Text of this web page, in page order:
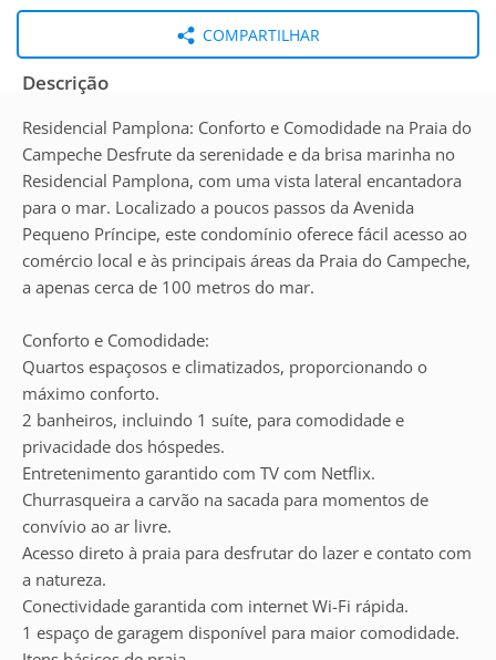
COMPARTILHAR
Descrição
Residencial Pamplona: Conforto e Comodidade na Praia do
Campeche Desfrute da serenidade e da brisa marinha no
Residencial Pamplona, com uma vista lateral encantadora
para o mar. Localizado a poucos passos da Avenida
Pequeno Príncipe, este condomínio oferece fácil acesso ao
comércio local e às principais áreas da Praia do Campeche,
a apenas cerca de 100 metros do mar.
Conforto e Comodidade:
Quartos espaçosos e climatizados, proporcionando o
máximo conforto.
2 banheiros, incluindo 1 suíte, para comodidade e
privacidade dos hóspedes.
Entretenimento garantido com TV com Netflix.
Churrasqueira a carvão na sacada para momentos de
convívio ao ar livre.
Acesso direto à praia para desfrutar do lazer e contato com
a natureza.
Conectividade garantida com internet Wi-Fi rápida.
1 espaço de garagem disponível para maior comodidade.